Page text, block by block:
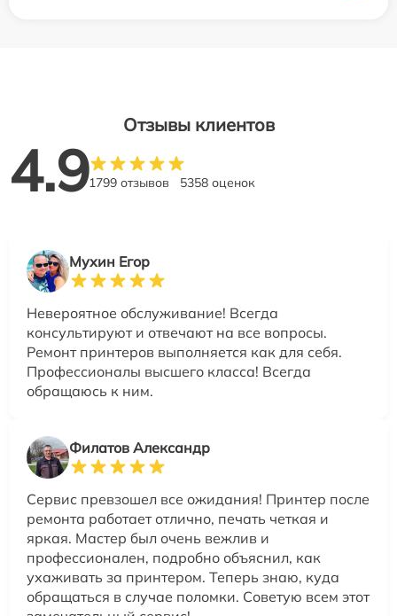
Отзывы клиентов
4.91799 отзывов 5358 оценок
Мухин Егор
Невероятное обслуживание! Всегда
консультируют и отвечают на все вопросы.
Ремонт принтеров выполняется как для себя.
Профессионалы высшего класса! Всегда
обращаюсь к ним.
Филатов Александр
Сервис превзошел все ожидания! Принтер после
ремонта работает отлично, печать четкая и
яркая. Мастер был очень вежлив и
профессионален, подробно объяснил, как
ухаживать за принтером. Теперь знаю, куда
обращаться в случае поломки. Советую всем этот